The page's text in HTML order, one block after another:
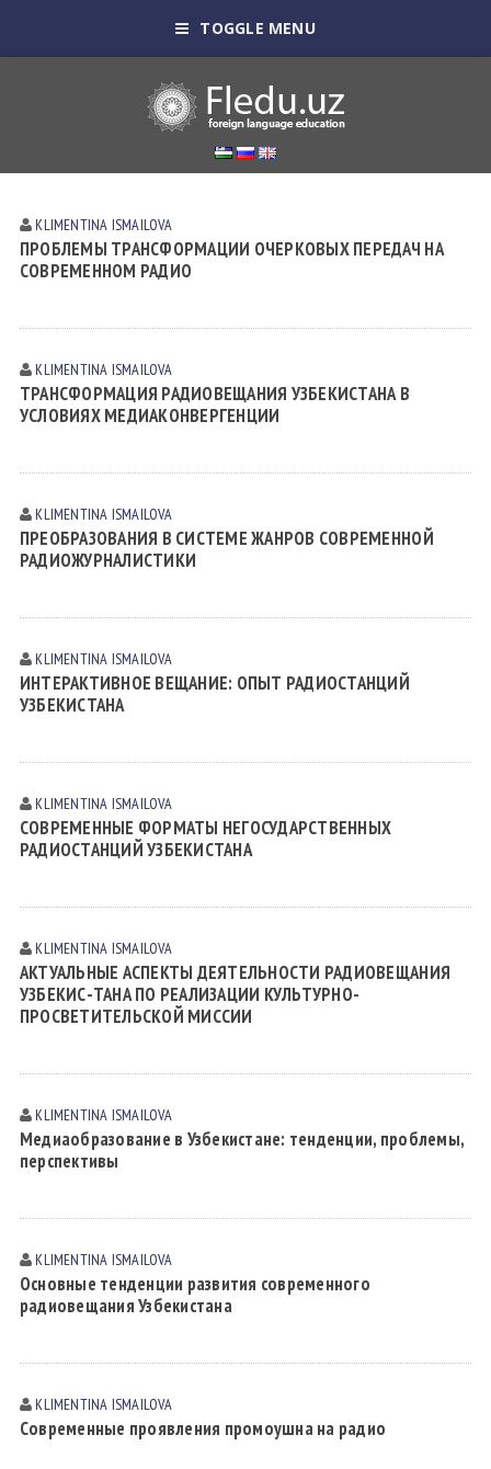
TOGGLE MENU
KLIMENTINA ISMАILOVА
ПРОБЛЕМЫ ТРАНСФОРМАЦИИ ОЧЕРКОВЫХ ПЕРЕДАЧ НА
СОВРЕМЕННОМ РАДИО
KLIMENTINA ISMАILOVА
ТРАНСФОРМАЦИЯ РАДИОВЕЩАНИЯ УЗБЕКИСТАНА В
УСЛОВИЯХ МЕДИАКОНВЕРГЕНЦИИ
KLIMENTINA ISMАILOVА
ПРЕОБРАЗОВАНИЯ В СИСТЕМЕ ЖАНРОВ СОВРЕМЕННОЙ
РАДИОЖУРНАЛИСТИКИ
KLIMENTINA ISMАILOVА
ИНТЕРАКТИВНОЕ ВЕЩАНИЕ: ОПЫТ РАДИОСТАНЦИЙ
УЗБЕКИСТАНА
KLIMENTINA ISMАILOVА
СОВРЕМЕННЫЕ ФОРМАТЫ НЕГОСУДАРСТВЕННЫХ
РАДИОСТАНЦИЙ УЗБЕКИСТАНА
KLIMENTINA ISMАILOVА
АКТУАЛЬНЫЕ АСПЕКТЫ ДЕЯТЕЛЬНОСТИ РАДИОВЕЩАНИЯ
УЗБЕКИС-ТАНА ПО РЕАЛИЗАЦИИ КУЛЬТУРНО-
ПРОСВЕТИТЕЛЬСКОЙ МИССИИ
KLIMENTINA ISMАILOVА
Медиаобразование в Узбекистане: тенденции, проблемы,
перспективы
KLIMENTINA ISMАILOVА
Основные тенденции развития современного
радиовещания Узбекистана
KLIMENTINA ISMАILOVА
Современные проявления промоушна на радио